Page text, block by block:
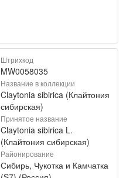
Штрихкод
MW0058035
Название в коллекции
Claytonia sibirica (Клайтония
сибирская)
Принятое название
Claytonia sibirica L.
(Клайтония сибирская)
Районирование
Сибирь, Чукотка и Камчатка